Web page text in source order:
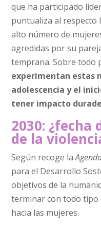
que ha participado
puntualiza al respecto
alto número de
agredidas por su
temprana. Sobre todo
experimentan estas
adolescencia y el
tener impacto
2030: ¿fecha
de la
Según recoge la
para el Desarrollo
objetivos de la
terminar con todo tipo
hacia las mujeres.